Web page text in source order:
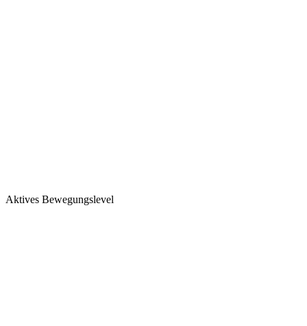
Aktives Bewegungslevel